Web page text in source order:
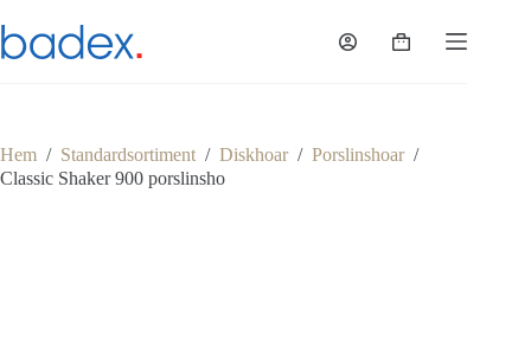
till
innehåll
Varukorg
Hem / Standardsortiment / Diskhoar / Porslinshoar /
Classic Shaker 900 porslinsho